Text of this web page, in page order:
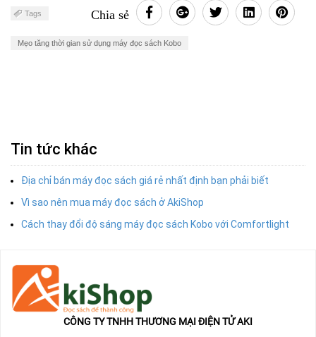
Chia sẻ
Tags
Mẹo tăng thời gian sử dụng máy đọc sách Kobo
Tin tức khác
Địa chỉ bán máy đọc sách giá rẻ nhất định bạn phải biết
Vì sao nên mua máy đọc sách ở AkiShop
Cách thay đổi độ sáng máy đọc sách Kobo với Comfortlight
CÔNG TY TNHH THƯƠNG MẠI ĐIỆN TỬ AKI